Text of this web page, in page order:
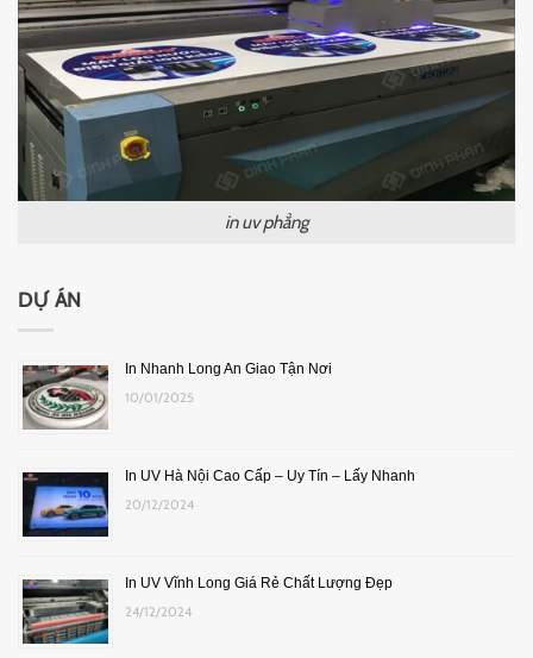
in uv phẳng
DỰ ÁN
In Nhanh Long An Giao Tận Nơi
10/01/2025
In UV Hà Nội Cao Cấp – Uy Tín – Lấy Nhanh
20/12/2024
In UV Vĩnh Long Giá Rẻ Chất Lượng Đẹp
24/12/2024